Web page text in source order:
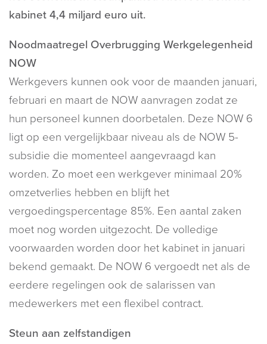
kabinet 4,4 miljard euro uit.
Noodmaatregel Overbrugging Werkgelegenheid
NOW
Werkgevers kunnen ook voor de maanden januari,
februari en maart de NOW aanvragen zodat ze
hun personeel kunnen doorbetalen. Deze NOW 6
ligt op een vergelijkbaar niveau als de NOW 5-
subsidie die momenteel aangevraagd kan
worden. Zo moet een werkgever minimaal 20%
omzetverlies hebben en blijft het
vergoedingspercentage 85%. Een aantal zaken
moet nog worden uitgezocht. De volledige
voorwaarden worden door het kabinet in januari
bekend gemaakt. De NOW 6 vergoedt net als de
eerdere regelingen ook de salarissen van
medewerkers met een flexibel contract.
Steun aan zelfstandigen